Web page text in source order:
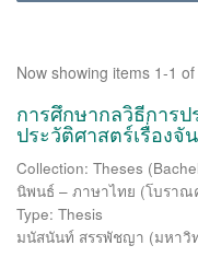
Now showing items 1-1 of
การศึกษากลวิธีการ
ประวัติศาสตร์เรื่อง
Collection: Theses
นิพนธ์ – ภาษาไทย (โบราณ
Type: Thesis
มนัสนันท์ สรรพัชญา (มหาวิ